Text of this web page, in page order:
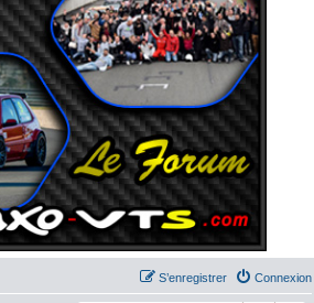
Connexion
S’enregistrer